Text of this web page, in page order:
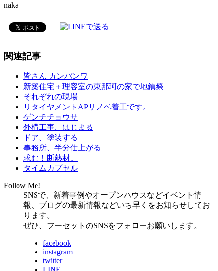
naka
関連記事
皆さん カンバンワ
新築住宅＋理容室の東那珂の家で地鎮祭
それぞれの現場
リタイヤメントAPリノベ着工です。
ゲンチチョウサ
外構工事、はじまる
ドア、塗装する
事務所、半分仕上がる
求む！断熱材。
タイムカプセル
Follow Me!
SNSで、新着事例やオープンハウスなどイベント情
報、ブログの最新情報などいち早くをお知らせしてお
ります。
ぜひ、フーセットのSNSをフォローお願いします。
facebook
instagram
twitter